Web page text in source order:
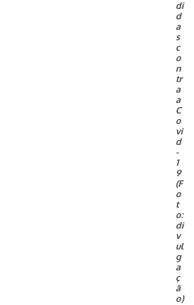
di
d
a
s
c
o
n
tr
a
a
C
o
vi
d
-
1
9
(F
o
t
o:
di
v
ul
g
a
ç
ã
o)